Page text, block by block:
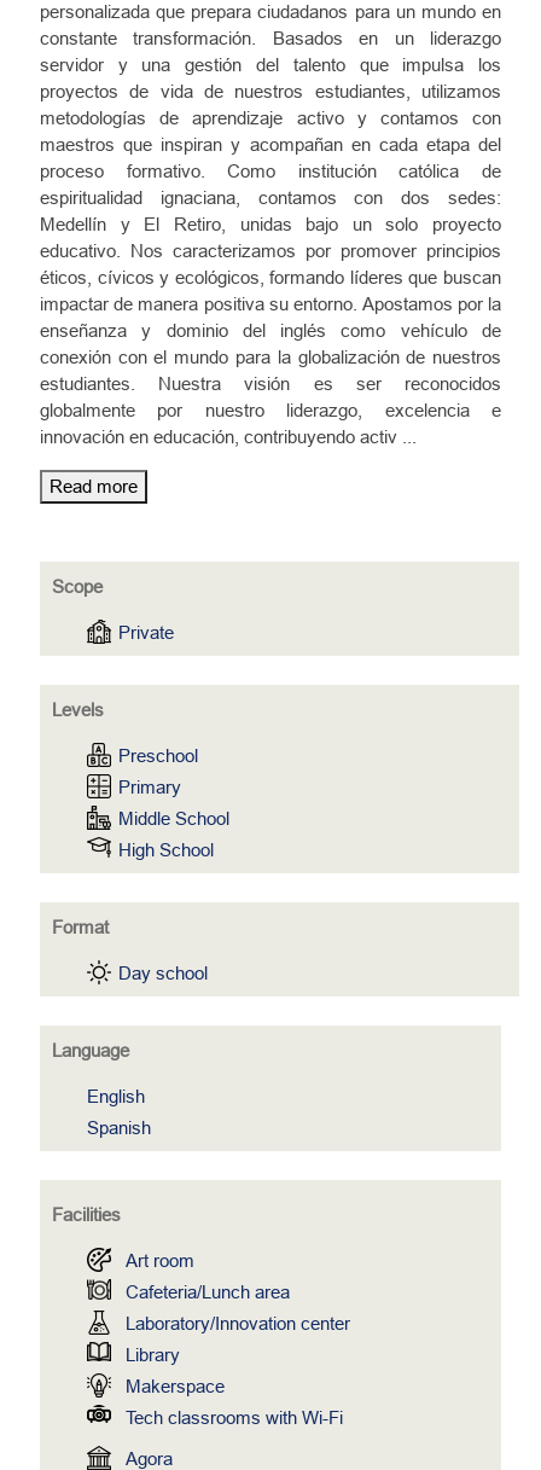
personalizada que prepara ciudadanos para un mundo en
constante transformación. Basados en un liderazgo
servidor y una gestión del talento que impulsa los
proyectos de vida de nuestros estudiantes, utilizamos
metodologías de aprendizaje activo y contamos con
maestros que inspiran y acompañan en cada etapa del
proceso formativo. Como institución católica de
espiritualidad ignaciana, contamos con dos sedes:
Medellín y El Retiro, unidas bajo un solo proyecto
educativo. Nos caracterizamos por promover principios
éticos, cívicos y ecológicos, formando líderes que buscan
impactar de manera positiva su entorno. Apostamos por la
enseñanza y dominio del inglés como vehículo de
conexión con el mundo para la globalización de nuestros
estudiantes. Nuestra visión es ser reconocidos
globalmente por nuestro liderazgo, excelencia e
innovación en educación, contribuyendo activ
Read more
Scope
Private
Levels
Preschool
Primary
Middle School
High School
Format
Day school
Language
English
Spanish
Facilities
Art room
Cafeteria/Lunch area
Laboratory/Innovation center
Library
Makerspace
Tech classrooms with Wi-Fi
Agora